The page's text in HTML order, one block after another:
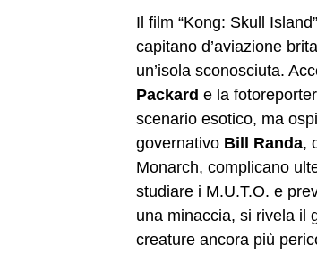
Il film “Kong: Skull
capitano d’aviazione
un’isola sconosciuta.
Packard e la fotoreporter
scenario esotico, ma
governativo Bill Randa,
Monarch, complicano
studiare i M.U.T.O. e
una minaccia, si rivela il
creature ancora più